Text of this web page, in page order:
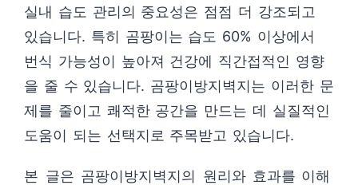
실내 습도 관리의 중요성은 점점 더 강조되고
있습니다. 특히 곰팡이는 습도 60% 이상에서
번식 가능성이 높아져 건강에 직간접적인 영향
을 줄 수 있습니다. 곰팡이방지벽지는 이러한 문
제를 줄이고 쾌적한 공간을 만드는 데 실질적인
도움이 되는 선택지로 주목받고 있습니다.
본 글은 곰팡이방지벽지의 원리와 효과를 이해